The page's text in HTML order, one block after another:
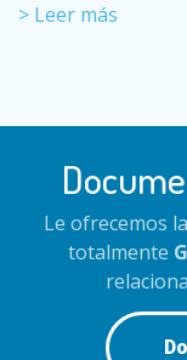
> Leer más
Le ofrecemos
totalmente